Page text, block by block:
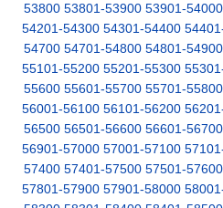
53800 53801-53900 53901-54000
54201-54300 54301-54400
54700 54701-54800 54801-54900
55101-55200 55201-55300
55600 55601-55700 55701-55800
56001-56100 56101-56200
56500 56501-56600 56601-56700
56901-57000 57001-57100
57400 57401-57500 57501-57600
57801-57900 57901-58000